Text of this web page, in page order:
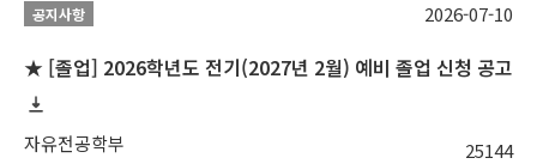
공지사항
★ [졸업] 2026학년도 전기(2027년 2월) 예비 졸업 신청 공고
자유전공학부 25144
2026-07-10